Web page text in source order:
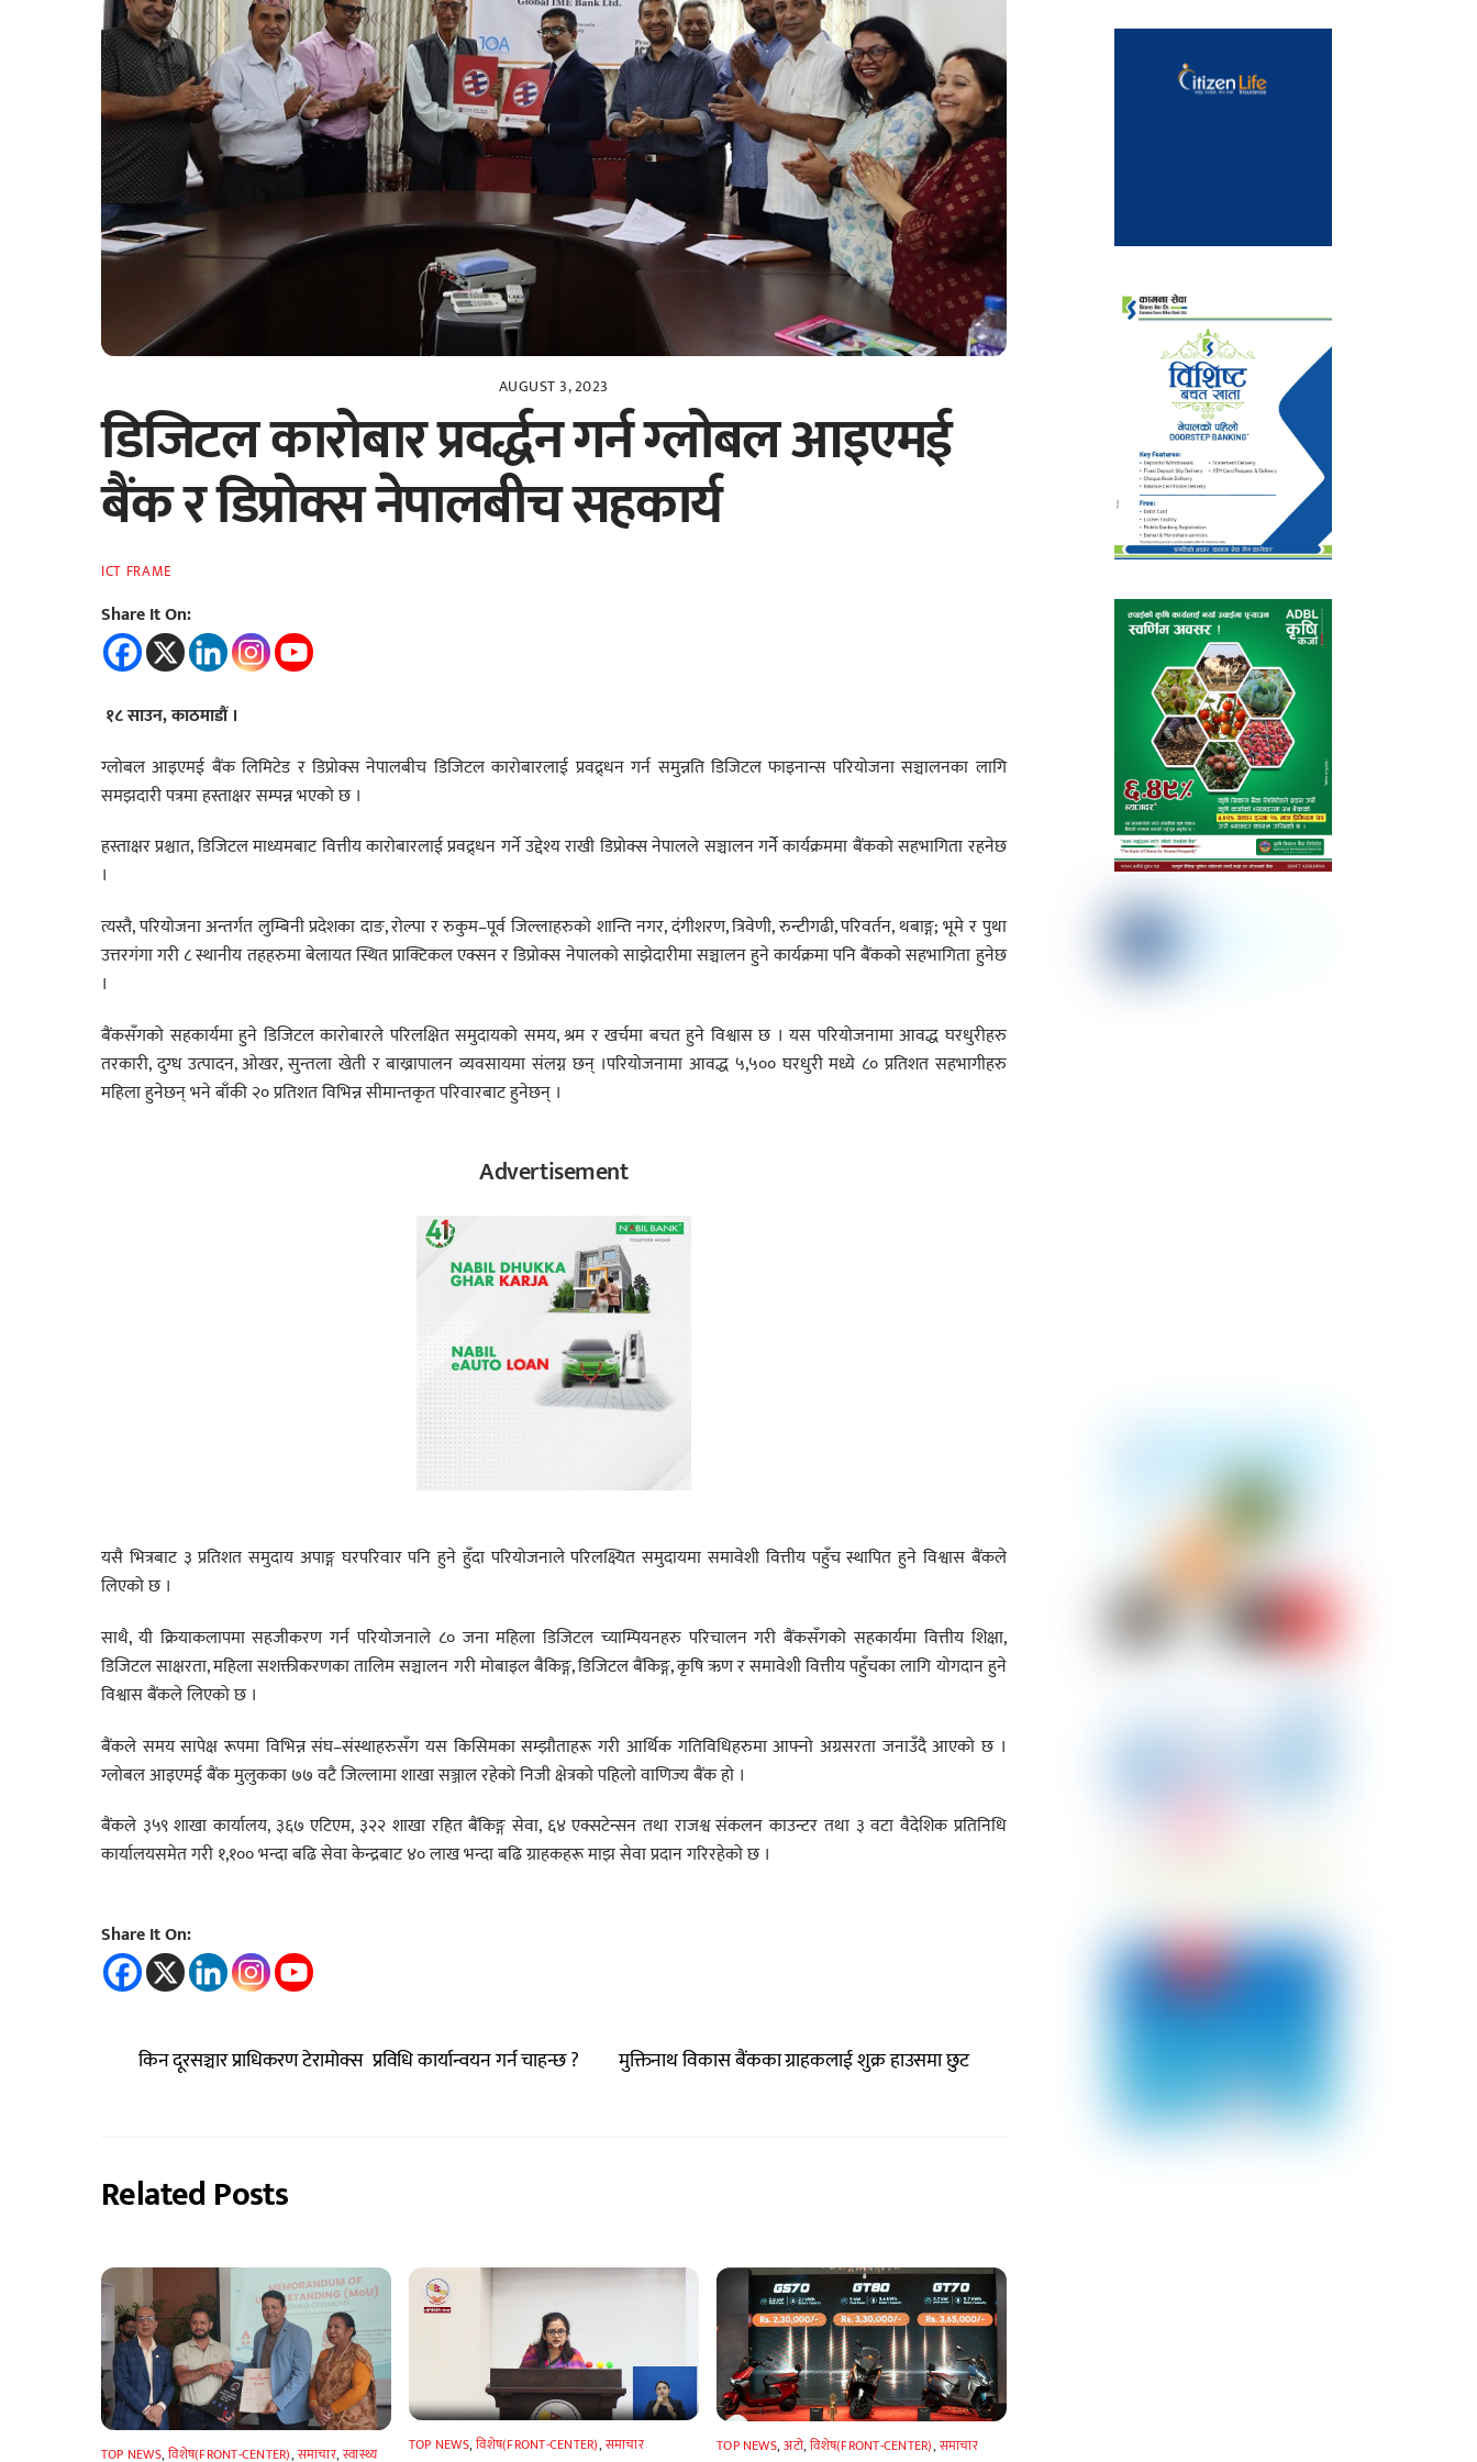
AUGUST 3, 2023
डिजिटल कारोबार प्रवर्द्धन गर्न ग्लोबल आइएमई
बैंक र डिप्रोक्स नेपालबीच सहकार्य
ICT FRAME
Share It On:
१८ साउन, काठमाडौं ।
ग्लोबल आइएमई बैंक लिमिटेड र डिप्रोक्स नेपालबीच डिजिटल कारोबारलाई प्रवद्र्धन गर्न समुन्नति डिजिटल फाइनान्स परियोजना सञ्चालनका लागि
समझदारी पत्रमा हस्ताक्षर सम्पन्न भएको छ ।
हस्ताक्षर प्रश्चात, डिजिटल माध्यमबाट वित्तीय कारोबारलाई प्रवद्र्धन गर्ने उद्देश्य राखी डिप्रोक्स नेपालले सञ्चालन गर्नेे कार्यक्रममा बैंकको सहभागिता रहनेछ
।
त्यस्तै, परियोजना अन्तर्गत लुम्बिनी प्रदेशका दाङ, रोल्पा र रुकुम–पूर्व जिल्लाहरुको शान्ति नगर, दंगीशरण, त्रिवेणी, रुन्टीगढी, परिवर्तन, थबाङ्ग; भूमे र पुथा
उत्तरगंगा गरी ८ स्थानीय तहहरुमा बेलायत स्थित प्राक्टिकल एक्सन र डिप्रोक्स नेपालको साझेदारीमा सञ्चालन हुने कार्यक्रमा पनि बैंकको सहभागिता हुनेछ
।
बैंकसँगको सहकार्यमा हुने डिजिटल कारोबारले परिलक्षित समुदायको समय, श्रम र खर्चमा बचत हुने विश्वास छ । यस परियोजनामा आवद्ध घरधुरीहरु
तरकारी, दुग्ध उत्पादन, ओखर, सुन्तला खेती र बाख्रापालन व्यवसायमा संलग्न छन् ।परियोजनामा आवद्ध ५,५०० घरधुरी मध्ये ८० प्रतिशत सहभागीहरु
महिला हुनेछन् भने बाँकी २० प्रतिशत विभिन्न सीमान्तकृत परिवारबाट हुनेछन् ।
Advertisement
यसै भित्रबाट ३ प्रतिशत समुदाय अपाङ्ग घरपरिवार पनि हुने हुँदा परियोजनाले परिलक्ष्यित समुदायमा समावेशी वित्तीय पहुँच स्थापित हुने विश्वास बैंकले
लिएको छ ।
साथै, यी क्रियाकलापमा सहजीकरण गर्न परियोजनाले ८० जना महिला डिजिटल च्याम्पियनहरु परिचालन गरी बैंकसँगको सहकार्यमा वित्तीय शिक्षा,
डिजिटल साक्षरता, महिला सशक्तीकरणका तालिम सञ्चालन गरी मोबाइल बैकिङ्ग, डिजिटल बैंकिङ्ग, कृषि ऋण र समावेशी वित्तीय पहुँचका लागि योगदान हुने
विश्वास बैंकले लिएको छ ।
बैंकले समय सापेक्ष रूपमा विभिन्न संघ–संस्थाहरुसँग यस किसिमका सम्झौताहरू गरी आर्थिक गतिविधिहरुमा आफ्नो अग्रसरता जनाउँदै आएको छ ।
ग्लोबल आइएमई बैंक मुलुकका ७७ वटै जिल्लामा शाखा सञ्जाल रहेको निजी क्षेत्रको पहिलो वाणिज्य बैंक हो ।
बैंकले ३५९ शाखा कार्यालय, ३६७ एटिएम, ३२२ शाखा रहित बैंकिङ्ग सेवा, ६४ एक्सटेन्सन तथा राजश्व संकलन काउन्टर तथा ३ वटा वैदेशिक प्रतिनिधि
कार्यालयसमेत गरी १,१०० भन्दा बढि सेवा केन्द्रबाट ४० लाख भन्दा बढि ग्राहकहरू माझ सेवा प्रदान गरिरहेको छ ।
Share It On:
किन दूरसञ्चार प्राधिकरण टेरामोक्स प्रविधि कार्यान्वयन गर्न चाहन्छ ? मुक्तिनाथ विकास बैंकका ग्राहकलाई शुक्र हाउसमा छुट
Related Posts
TOP NEWS,विशेष(FRONT-CENTER),समाचार,स्वास्थ्य TOP NEWS,विशेष(FRONT-CENTER),समाचार TOP NEWS,अटाे,विशेष(FRONT-CENTER),समाचार